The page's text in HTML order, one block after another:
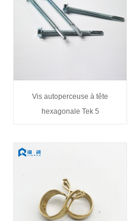
Vis autoperceuse à tête
hexagonale Tek 5